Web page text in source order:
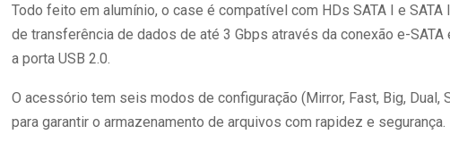
Todo feito em alumínio, o case é compatível com HDs SATA I e SATA
de transferência de dados de até 3 Gbps através da conexão e-
a porta USB 2.0.
O acessório tem seis modos de configuração (Mirror, Fast, Big, Dual,
para garantir o armazenamento de arquivos com rapidez e segurança.